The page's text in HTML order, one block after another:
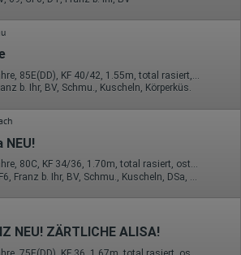
zum Besucherverhalten sind folgende:
Stadt)
oder Smartphone)
Add-ons
Suchmaschine oder
heruntergeladen?
angeklickt?
Klickte er auf weitere Seiten des
sie komplett verlassen?
Besucher?
28 Jahre, 85E(DD), KF 40/42, 1.55m, total rasiert, asiatisch
b. Ihr, BV, Schmu., Kuscheln, Körperküs.
NEU!
29 Jahre, 80C, KF 34/36, 1.70m, total rasiert, osteuropäisch
NEU! ZÄRTLICHE ALISA!